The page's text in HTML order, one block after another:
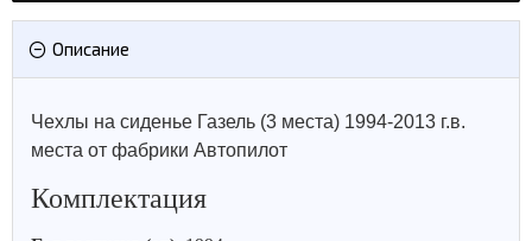
Описание
Чехлы на сиденье Газель (3 места) 1994-2013 г.в.
места от фабрики Автопилот
Комплектация